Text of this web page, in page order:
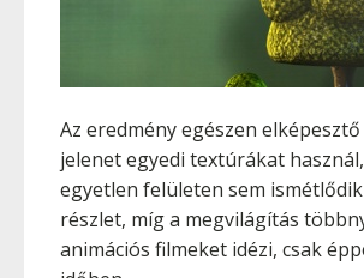
Az eredmény egészen
jelenet egyedi textúrákat
egyetlen felületen sem
részlet, míg a megvilágítás
animációs filmeket idézi, csak